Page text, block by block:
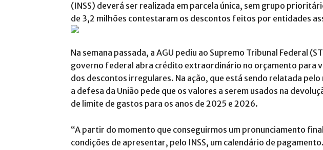
(INSS) deverá ser realizada em parcela única, sem grupo
de 3,2 milhões contestaram os descontos feitos por entidades
Na semana passada, a AGU pediu ao Supremo Tribunal Federal
governo federal abra crédito extraordinário no orçamento para
dos descontos irregulares. Na ação, que está sendo relatada
a defesa da União pede que os valores a serem usados na
de limite de gastos para os anos de 2025 e 2026.
“A partir do momento que conseguirmos um pronunciamento
condições de apresentar, pelo INSS, um calendário de